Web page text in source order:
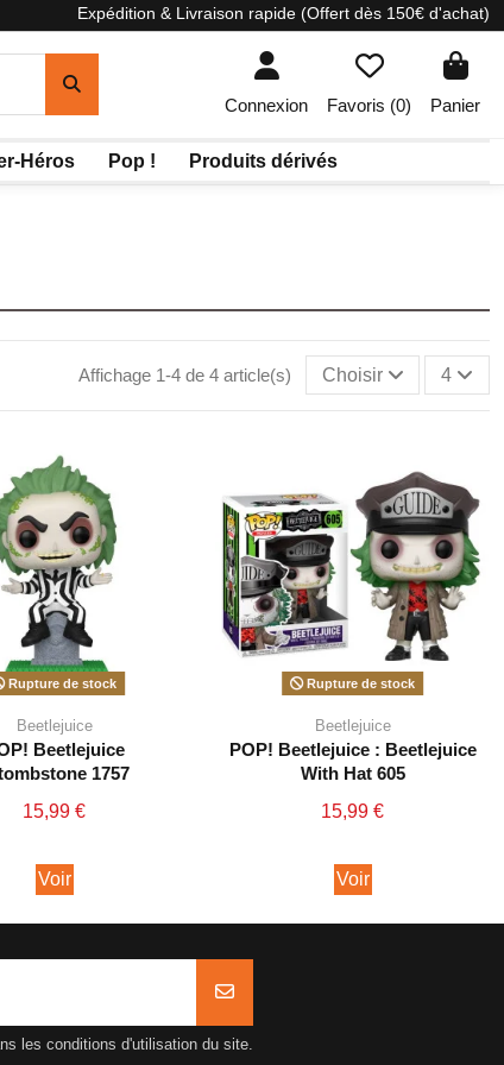
Expédition & Livraison rapide (Offert dès 150€ d'achat)
Connexion Favoris (0) Panier
Héros Pop ! Produits dérivés
Affichage 1-4 de 4 article(s) Choisir 4
Rupture de stock
Beetlejuice
Beetlejuice
1757
15,99 €
Voir
Rupture de stock
Beetlejuice
POP! Beetlejuice : Beetlejuice
With Hat 605
15,99 €
Voir
les conditions d'utilisation du site.